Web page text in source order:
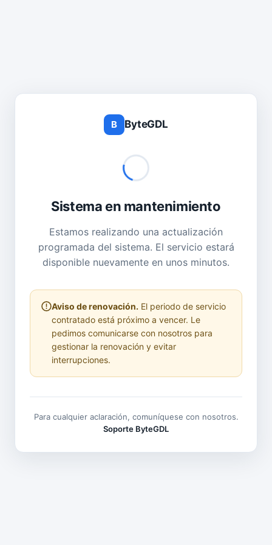
B ByteGDL
Sistema en mantenimiento
Estamos realizando una actualización
programada del sistema. El servicio estará
disponible nuevamente en unos minutos.
Aviso de renovación. El periodo de servicio
contratado está próximo a vencer. Le
pedimos comunicarse con nosotros para
gestionar la renovación y evitar
interrupciones.
Para cualquier aclaración, comuníquese con nosotros.
Soporte ByteGDL